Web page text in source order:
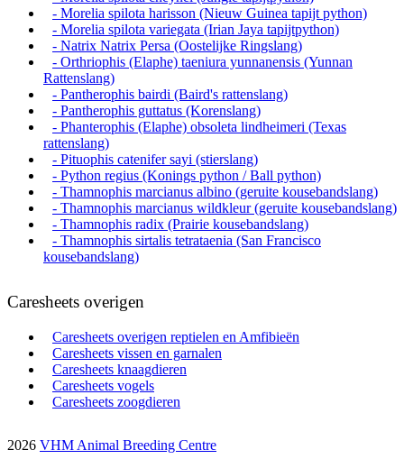
- Morelia spilota harisson (Nieuw Guinea tapijt python)
- Morelia spilota variegata (Irian Jaya tapijtpython)
- Natrix Natrix Persa (Oostelijke Ringslang)
- Orthriophis (Elaphe) taeniura yunnanensis (Yunnan
Rattenslang)
- Pantherophis bairdi (Baird's rattenslang)
- Pantherophis guttatus (Korenslang)
- Phanterophis (Elaphe) obsoleta lindheimeri (Texas
rattenslang)
- Pituophis catenifer sayi (stierslang)
- Python regius (Konings python / Ball python)
- Thamnophis marcianus albino (geruite kousebandslang)
- Thamnophis marcianus wildkleur (geruite kousebandslang)
- Thamnophis radix (Prairie kousebandslang)
- Thamnophis sirtalis tetrataenia (San Francisco
kousebandslang)
Caresheets overigen
Caresheets overigen reptielen en Amfibieën
Caresheets vissen en garnalen
Caresheets knaagdieren
Caresheets vogels
Caresheets zoogdieren
2026 VHM Animal Breeding Centre